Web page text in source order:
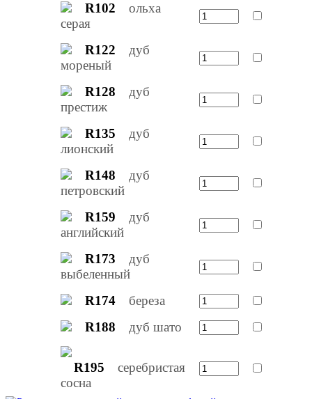
R102
ольха
серая
R122
дуб
мореный
R128
дуб
престиж
R135
дуб
лионский
R148
дуб
петровский
R159
дуб
английский
R173
дуб
выбеленный
R174
береза
R188
дуб шато
R195
серебристая
сосна